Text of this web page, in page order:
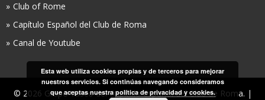
Club of Rome
Capítulo Español del Club de Roma
Canal de Youtube
© 2026 Grupo Vasco del Capítulo Español del Club de Roma. |
Esta web utiliza cookies propias y de terceros para mejorar
nuestros servicios. Si continúas navegando consideramos
que aceptas nuestrapolítica de privacidad y cookies.